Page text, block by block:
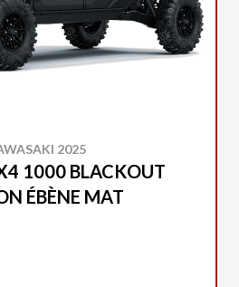
2025
1000 BLACKOUT
ÉBÈNE MAT